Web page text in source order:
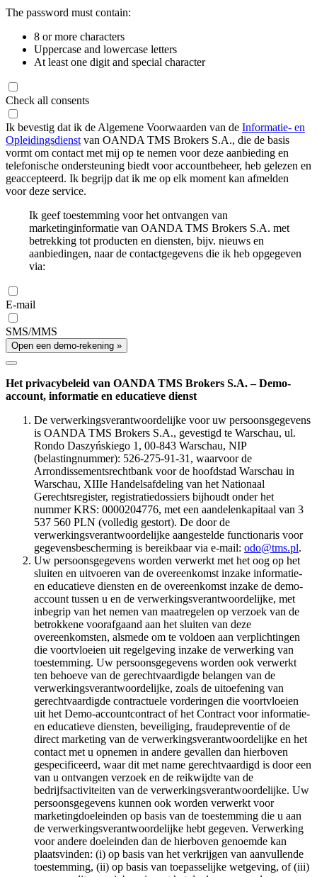
The password must contain:
8 or more characters
Uppercase and lowercase letters
At least one digit and special character
Check all consents
Ik bevestig dat ik de Algemene Voorwaarden van de Informatie- en
Opleidingsdienst van OANDA TMS Brokers S.A., die de basis
vormt om contact met mij op te nemen voor deze aanbieding en
telefonische ondersteuning biedt voor accountbeheer, heb gelezen en
geaccepteerd. Ik begrijp dat ik me op elk moment kan afmelden
voor deze service.
Ik geef toestemming voor het ontvangen van
marketinginformatie van OANDA TMS Brokers S.A. met
betrekking tot producten en diensten, bijv. nieuws en
aanbiedingen, naar de contactgegevens die ik heb opgegeven
via:
E-mail
SMS/MMS
Open een demo-rekening »
Het privacybeleid van OANDA TMS Brokers S.A. – Demo-
account, informatie en educatieve dienst
De verwerkingsverantwoordelijke voor uw persoonsgegevens
is OANDA TMS Brokers S.A., gevestigd te Warschau, ul.
Rondo Daszyńskiego 1, 00-843 Warschau, NIP
(belastingnummer): 526-275-91-31, waarvoor de
Arrondissementsrechtbank voor de hoofdstad Warschau in
Warschau, XIIIe Handelsafdeling van het Nationaal
Gerechtsregister, registratiedossiers bijhoudt onder het
nummer KRS: 0000204776, met een aandelenkapitaal van 3
537 560 PLN (volledig gestort). De door de
verwerkingsverantwoordelijke aangestelde functionaris voor
gegevensbescherming is bereikbaar via e-mail: odo@tms.pl.
Uw persoonsgegevens worden verwerkt met het oog op het
sluiten en uitvoeren van de overeenkomst inzake informatie-
en educatieve diensten en de overeenkomst inzake de demo-
account tussen u en de verwerkingsverantwoordelijke, met
inbegrip van het nemen van maatregelen op verzoek van de
betrokkene voorafgaand aan het sluiten van deze
overeenkomsten, alsmede om te voldoen aan verplichtingen
die voortvloeien uit regelgeving inzake de verwerking van
toestemming. Uw persoonsgegevens worden ook verwerkt
ten behoeve van de gerechtvaardigde belangen van de
verwerkingsverantwoordelijke, zoals de uitoefening van
gerechtvaardigde contractuele vorderingen die voortvloeien
uit het Demo-accountcontract of het Contract voor informatie-
en educatieve diensten, beveiliging, fraudepreventie of de
direct marketing van de verwerkingsverantwoordelijke en het
contact met u opnemen in andere gevallen dan hierboven
gespecificeerd, waar dit met name gerechtvaardigd is door een
van u ontvangen verzoek en de reikwijdte van de
bedrijfsactiviteiten van de verwerkingsverantwoordelijke. Uw
persoonsgegevens kunnen ook worden verwerkt voor
marketingdoeleinden op basis van de toestemming die u aan
de verwerkingsverantwoordelijke hebt gegeven. Verwerking
voor andere doeleinden dan de hierboven genoemde kan
plaatsvinden: (i) op basis van het verkrijgen van aanvullende
toestemming, (ii) op basis van toepasselijke wetgeving, of (iii)